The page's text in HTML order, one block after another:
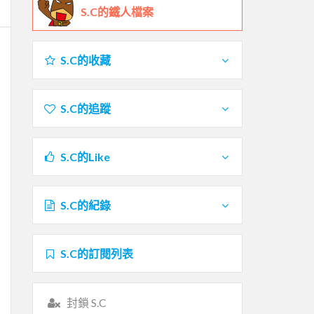
S.C的鐵人檔案
S.C的收藏
S.C的追蹤
S.C的Like
S.C的紀錄
S.C的訂閱列表
封鎖 S.C